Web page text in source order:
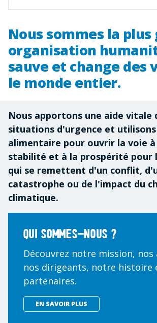
Nous sommes la
organisation
sauve et change des
le monde entier.
Nous apportons une aide vitale
situations d'urgence et
alimentaire pour ouvrir la voie à
stabilité et à la prospérité pour
qui se remettent d'un conflit,
catastrophe ou de l'impact du
climatique.
Qui sommes-nous ?
Découvrez notre mission,
nos dirigeants, notre histoire
partenaires.
EN SAVOIR PLUS